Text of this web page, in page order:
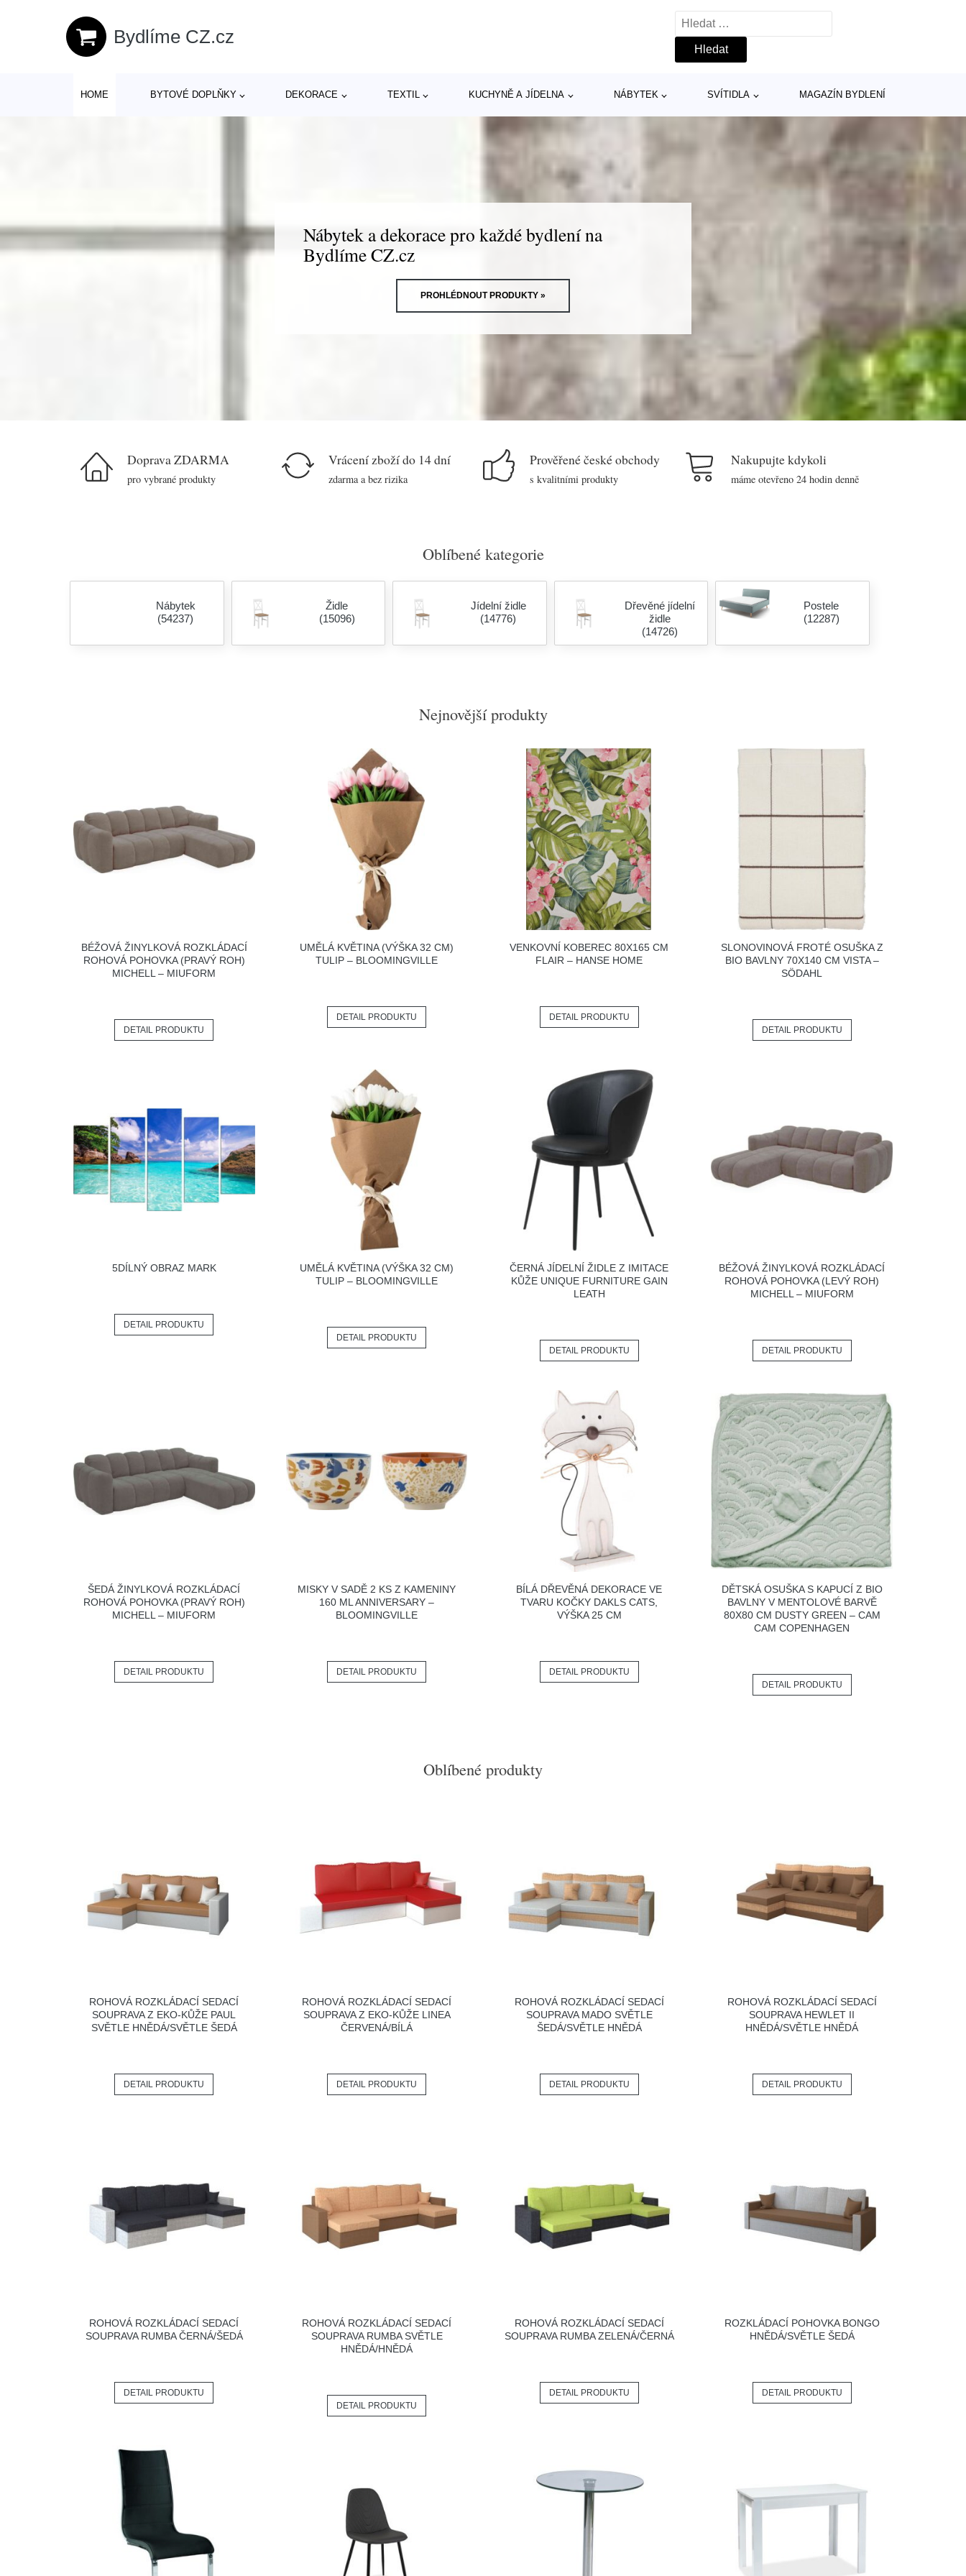
Bydlíme CZ.cz
Vyhledávání
HOME BYTOVÉ DOPLŇKY DEKORACE TEXTIL KUCHYNĚ A JÍDELNA NÁBYTEK SVÍTIDLA MAGAZÍN BYDLENÍ
Nábytek a dekorace pro každé bydlení na
Bydlíme CZ.cz
PROHLÉDNOUT PRODUKTY »
Doprava ZDARMA
pro vybrané produkty
Vrácení zboží do 14 dní
zdarma a bez rizika
Prověřené české obchody
s kvalitními produkty
Nakupujte kdykoli
máme otevřeno 24 hodin denně
Oblíbené kategorie
Nábytek
(54237)
Židle
(15096)
Jídelní židle
(14776)
Dřevěné jídelní
židle
(14726)
Postele
(12287)
Nejnovější produkty
BÉŽOVÁ ŽINYLKOVÁ ROZKLÁDACÍ
ROHOVÁ POHOVKA (PRAVÝ ROH)
MICHELL – MIUFORM
DETAIL PRODUKTU
UMĚLÁ KVĚTINA (VÝŠKA 32 CM)
TULIP – BLOOMINGVILLE
DETAIL PRODUKTU
VENKOVNÍ KOBEREC 80X165 CM
FLAIR – HANSE HOME
DETAIL PRODUKTU
SLONOVINOVÁ FROTÉ OSUŠKA Z
BIO BAVLNY 70X140 CM VISTA –
SÖDAHL
DETAIL PRODUKTU
5DÍLNÝ OBRAZ MARK
DETAIL PRODUKTU
UMĚLÁ KVĚTINA (VÝŠKA 32 CM)
TULIP – BLOOMINGVILLE
DETAIL PRODUKTU
ČERNÁ JÍDELNÍ ŽIDLE Z IMITACE
KŮŽE UNIQUE FURNITURE GAIN
LEATH
DETAIL PRODUKTU
BÉŽOVÁ ŽINYLKOVÁ ROZKLÁDACÍ
ROHOVÁ POHOVKA (LEVÝ ROH)
MICHELL – MIUFORM
DETAIL PRODUKTU
ŠEDÁ ŽINYLKOVÁ ROZKLÁDACÍ
ROHOVÁ POHOVKA (PRAVÝ ROH)
MICHELL – MIUFORM
DETAIL PRODUKTU
MISKY V SADĚ 2 KS Z KAMENINY
160 ML ANNIVERSARY –
BLOOMINGVILLE
DETAIL PRODUKTU
BÍLÁ DŘEVĚNÁ DEKORACE VE
TVARU KOČKY DAKLS CATS,
VÝŠKA 25 CM
DETAIL PRODUKTU
DĚTSKÁ OSUŠKA S KAPUCÍ Z BIO
BAVLNY V MENTOLOVÉ BARVĚ
80X80 CM DUSTY GREEN – CAM
CAM COPENHAGEN
DETAIL PRODUKTU
Oblíbené produkty
ROHOVÁ ROZKLÁDACÍ SEDACÍ
SOUPRAVA Z EKO-KŮŽE PAUL
SVĚTLE HNĚDÁ/SVĚTLE ŠEDÁ
DETAIL PRODUKTU
ROHOVÁ ROZKLÁDACÍ SEDACÍ
SOUPRAVA Z EKO-KŮŽE LINEA
ČERVENÁ/BÍLÁ
DETAIL PRODUKTU
ROHOVÁ ROZKLÁDACÍ SEDACÍ
SOUPRAVA MADO SVĚTLE
ŠEDÁ/SVĚTLE HNĚDÁ
DETAIL PRODUKTU
ROHOVÁ ROZKLÁDACÍ SEDACÍ
SOUPRAVA HEWLET II
HNĚDÁ/SVĚTLE HNĚDÁ
DETAIL PRODUKTU
ROHOVÁ ROZKLÁDACÍ SEDACÍ
SOUPRAVA RUMBA ČERNÁ/ŠEDÁ
DETAIL PRODUKTU
ROHOVÁ ROZKLÁDACÍ SEDACÍ
SOUPRAVA RUMBA SVĚTLE
HNĚDÁ/HNĚDÁ
DETAIL PRODUKTU
ROHOVÁ ROZKLÁDACÍ SEDACÍ
SOUPRAVA RUMBA ZELENÁ/ČERNÁ
DETAIL PRODUKTU
ROZKLÁDACÍ POHOVKA BONGO
HNĚDÁ/SVĚTLE ŠEDÁ
DETAIL PRODUKTU